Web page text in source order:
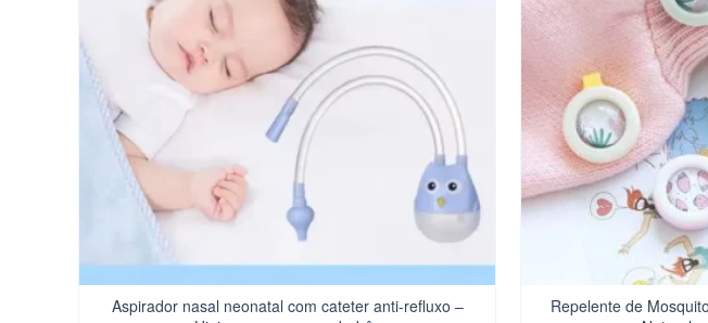
Aspirador nasal neonatal com cateter anti-refluxo –
Repelente de